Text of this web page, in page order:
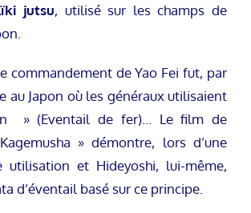
jutsu, utilisé sur les champs de
commandement de Yao Fei fut, par
au Japon où les généraux utilisaient
» (Eventail de fer)… Le film de
» démontre, lors d’une
utilisation et Hideyoshi, lui-même,
d’éventail basé sur ce principe.